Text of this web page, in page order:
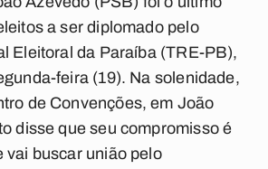
a ser diplomado pelo
Eleitoral da Paraíba (TRE-PB),
feira (19). Na solenidade,
de Convenções, em João
disse que seu compromisso é
vai buscar união pelo